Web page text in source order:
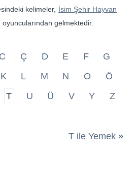
kelimeler, İsim Şehir Hayvan
gelmektedir.
C Ç D E F
G
K L M N O
Ö
T U Ü V Y Z
T ile Yemek »